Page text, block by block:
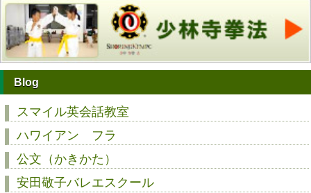
Blog
スマイル英会話教室
ハワイアン フラ
公文（かきかた）
安田敬子バレエスクール